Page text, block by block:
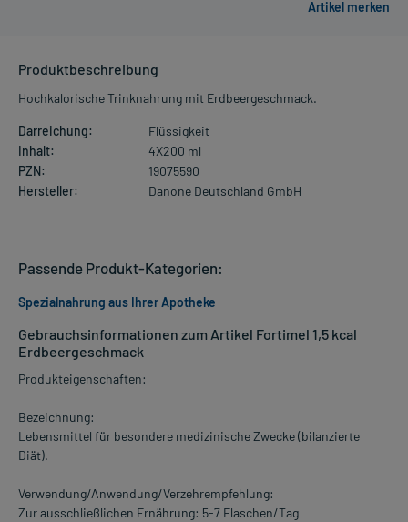
Produktbeschreibung
Hochkalorische Trinknahrung mit Erdbeergeschmack.
Darreichung:
Flüssigkeit
Inhalt:
4X200 ml
PZN:
19075590
Hersteller:
Danone Deutschland GmbH
Gebrauchsinformationen zum Artikel Fortimel 1,5 kcal
Erdbeergeschmack
Produkteigenschaften:
Bezeichnung:
Lebensmittel für besondere medizinische Zwecke (bilanzierte
Diät).
Verwendung/Anwendung/Verzehrempfehlung:
Zur ausschließlichen Ernährung: 5-7 Flaschen/Tag
Passende Produkt-Kategorien:
Spezialnahrung aus Ihrer Apotheke